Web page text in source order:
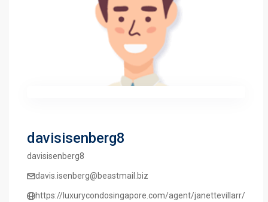
davisisenberg8
davisisenberg8
davis.isenberg@beastmail.biz
https://luxurycondosingapore.com/agent/janettevillarr/